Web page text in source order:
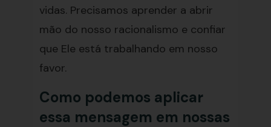
vidas. Precisamos aprender a abrir
mão do nosso racionalismo e confiar
que Ele está trabalhando em nosso
favor.
Como podemos aplicar
essa mensagem em nossas